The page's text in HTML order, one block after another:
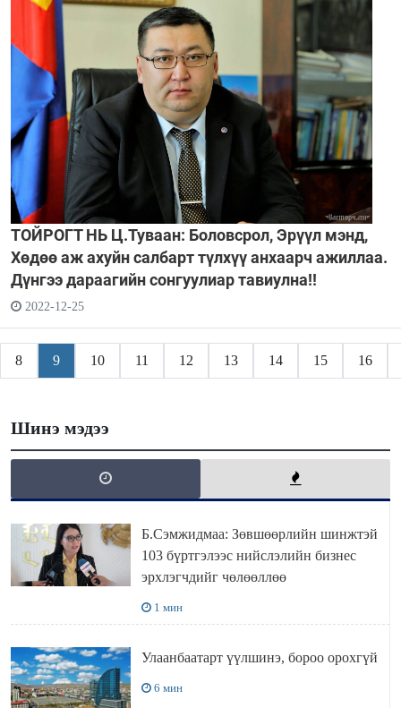
ТОЙРОГТ НЬ Ц.Туваан: Боловсрол, Эрүүл мэнд,
Хөдөө аж ахуйн салбарт түлхүү анхаарч ажиллаа.
Дүнгээ дараагийн сонгуулиар тавиулна!!
2022-12-25
8 9 10 11 12 13 14 15 16
Шинэ мэдээ
Б.Сэмжидмаа: Зөвшөөрлийн шинжтэй
103 бүртгэлээс нийслэлийн бизнес
эрхлэгчдийг чөлөөллөө
1 мин
Улаанбаатарт үүлшинэ, бороо орохгүй
6 мин